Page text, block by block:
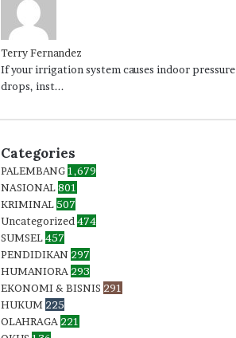
Terry Fernandez
If your irrigation system causes indoor pressure
drops, inst...
Categories
PALEMBANG1,679
NASIONAL801
KRIMINAL507
Uncategorized474
SUMSEL457
PENDIDIKAN 297
HUMANIORA 293
EKONOMI & BISNIS 291
HUKUM 225
OLAHRAGA 221